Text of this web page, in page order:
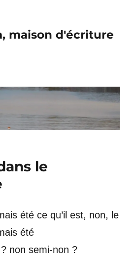
maison d'écriture
le
été ce qu’il est, non, le
été
non semi-non ?